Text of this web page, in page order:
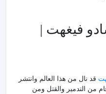
فيغهت |
قد نال من هذا العالم وانتشر
من التدمير والقتل ومن